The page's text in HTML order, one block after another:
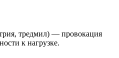
тредмил) — провокация
к нагрузке.